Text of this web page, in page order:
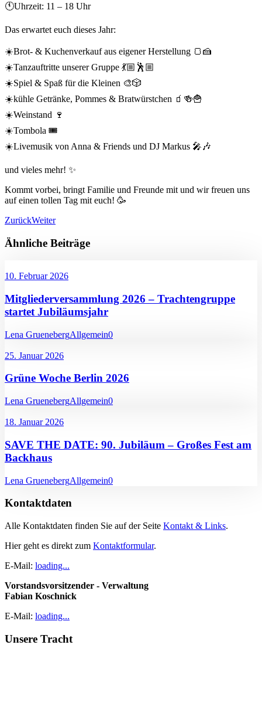
🕚Uhrzeit: 11 – 18 Uhr
Das erwartet euch dieses Jahr:
☀️Brot- & Kuchenverkauf aus eigener Herstellung 🍞🍰
☀️Tanzauftritte unserer Gruppe 💃🏼🕺🏼
☀️Spiel & Spaß für die Kleinen 🎨🎲
☀️kühle Getränke, Pommes & Bratwürstchen 🧃🍻🍟
☀️Weinstand 🍷
☀️Tombola 🎟️
☀️Livemusik von Anna & Friends und DJ Markus 🎤🎶
und vieles mehr! ✨
Kommt vorbei, bringt Familie und Freunde mit und wir freuen uns
auf einen tollen Tag mit euch! 🥳
ZurückWeiter
Ähnliche Beiträge
10. Februar 2026
Mitgliederversammlung 2026 – Trachtengruppe
startet Jubiläumsjahr
Lena GruenebergAllgemein0
25. Januar 2026
Grüne Woche Berlin 2026
Lena GruenebergAllgemein0
18. Januar 2026
SAVE THE DATE: 90. Jubiläum – Großes Fest am
Backhaus
Lena GruenebergAllgemein0
Kontaktdaten
Alle Kontaktdaten finden Sie auf der Seite Kontakt & Links.
Hier geht es direkt zum Kontaktformular.
E-Mail: loading...
Vorstandsvorsitzender - Verwaltung
Fabian Koschnick
E-Mail: loading...
Unsere Tracht